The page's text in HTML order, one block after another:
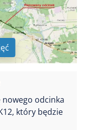
nowego odcinka
który będzie